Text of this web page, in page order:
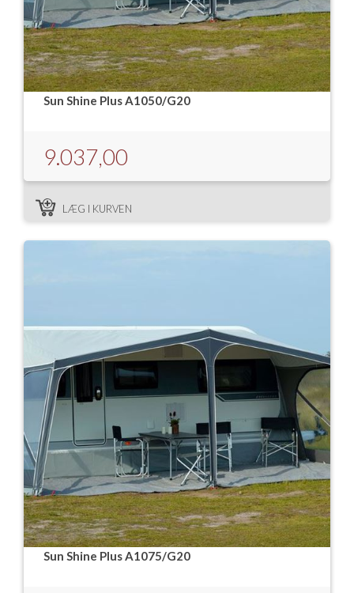
Sun Shine Plus A1050/G20
9.037,00
LÆG I KURVEN
Sun Shine Plus A1075/G20